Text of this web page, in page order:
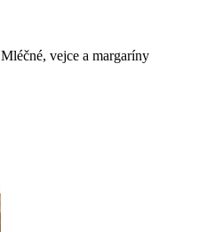
Mléčné, vejce a margaríny